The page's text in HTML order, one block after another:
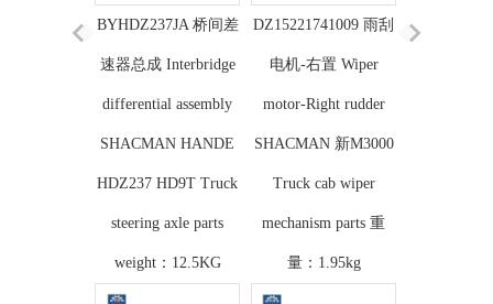
BYHDZ237JA 桥间差
速器总成 Interbridge
differential assembly
SHACMAN HANDE
HDZ237 HD9T Truck
steering axle parts
weight：12.5KG
DZ15221741009 雨刮
电机-右置 Wiper
motor-Right rudder
SHACMAN 新M3000
Truck cab wiper
mechanism parts 重
量：1.95kg